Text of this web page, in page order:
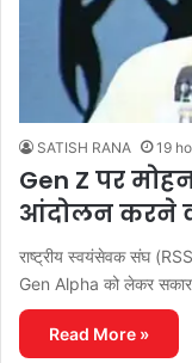
SATISH RANA 19
Gen Z पर
आंदोलन करने
राष्ट्रीय स्वयंसेवक संघ
Gen Alpha को लेकर
Read More »